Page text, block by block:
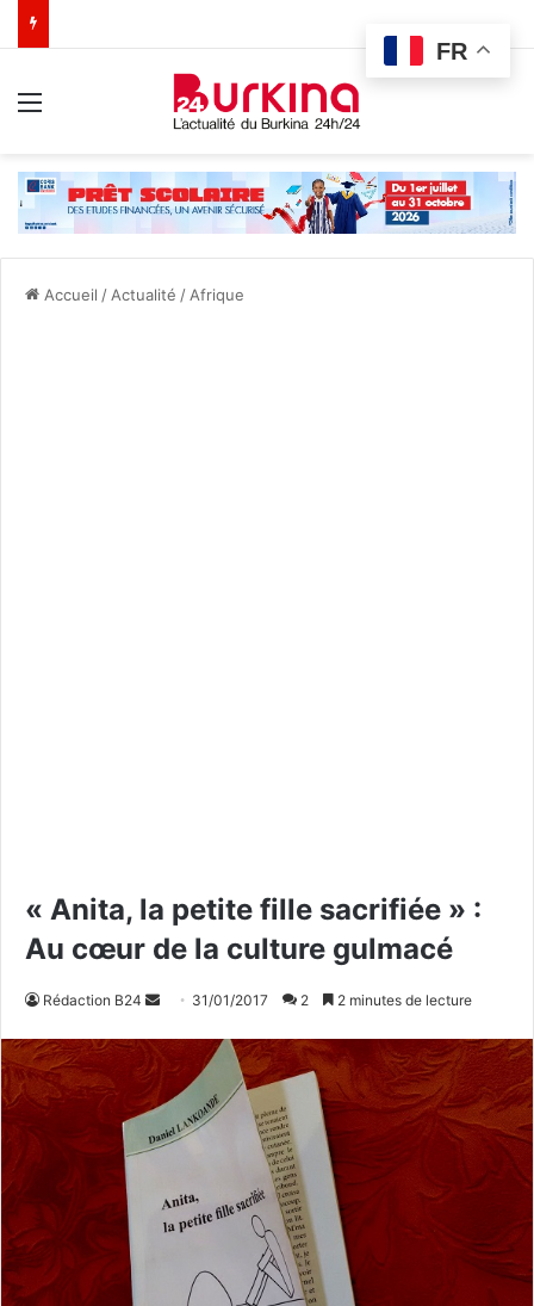
Accueil / Actualité / Afrique
« Anita, la petite fille sacrifiée » :
Au cœur de la culture gulmacé
Rédaction B24
e
u
n
31/01/2017 2 2 minutes de lecture
FR